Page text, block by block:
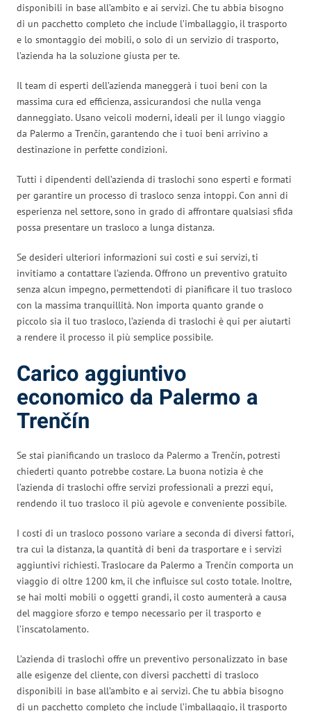
disponibili in base all’ambito e ai servizi. Che tu abbia bisogno
di un pacchetto completo che include l’imballaggio, il trasporto
e lo smontaggio dei mobili, o solo di un servizio di trasporto,
l’azienda ha la soluzione giusta per te.
Il team di esperti dell’azienda maneggerà i tuoi beni con la
massima cura ed efficienza, assicurandosi che nulla venga
danneggiato. Usano veicoli moderni, ideali per il lungo viaggio
da Palermo a Trenčín, garantendo che i tuoi beni arrivino a
destinazione in perfette condizioni.
Tutti i dipendenti dell’azienda di traslochi sono esperti e formati
per garantire un processo di trasloco senza intoppi. Con anni di
esperienza nel settore, sono in grado di affrontare qualsiasi sfida
possa presentare un trasloco a lunga distanza.
Se desideri ulteriori informazioni sui costi e sui servizi, ti
invitiamo a contattare l’azienda. Offrono un preventivo gratuito
senza alcun impegno, permettendoti di pianificare il tuo trasloco
con la massima tranquillità. Non importa quanto grande o
piccolo sia il tuo trasloco, l’azienda di traslochi è qui per aiutarti
a rendere il processo il più semplice possibile.
Carico aggiuntivo
economico da Palermo a
Trenčín
Se stai pianificando un trasloco da Palermo a Trenčín, potresti
chiederti quanto potrebbe costare. La buona notizia è che
l’azienda di traslochi offre servizi professionali a prezzi equi,
rendendo il tuo trasloco il più agevole e conveniente possibile.
I costi di un trasloco possono variare a seconda di diversi fattori,
tra cui la distanza, la quantità di beni da trasportare e i servizi
aggiuntivi richiesti. Traslocare da Palermo a Trenčín comporta un
viaggio di oltre 1200 km, il che influisce sul costo totale. Inoltre,
se hai molti mobili o oggetti grandi, il costo aumenterà a causa
del maggiore sforzo e tempo necessario per il trasporto e
l’inscatolamento.
L’azienda di traslochi offre un preventivo personalizzato in base
alle esigenze del cliente, con diversi pacchetti di trasloco
disponibili in base all’ambito e ai servizi. Che tu abbia bisogno
di un pacchetto completo che include l’imballaggio, il trasporto